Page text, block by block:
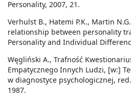
Personality, 2007, 21.
Verhulst B., Hatemi P.K., Martin
relationship between personality
Personality and Individual
Węgliński A., Trafność
Empatycznego Innych Ludzi, [w:]
w diagnostyce psychologicznej,
1987.